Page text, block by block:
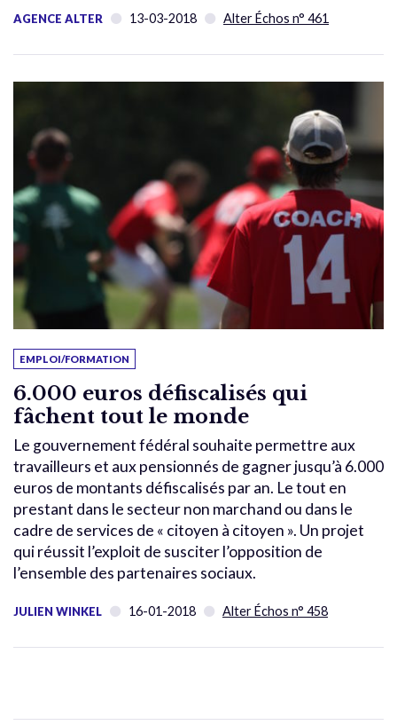
AGENCE ALTER 13-03-2018 Alter Échos n° 461
EMPLOI/FORMATION
6.000 euros défiscalisés qui
fâchent tout le monde
Le gouvernement fédéral souhaite permettre aux
travailleurs et aux pensionnés de gagner jusqu’à 6.000
euros de montants défiscalisés par an. Le tout en
prestant dans le secteur non marchand ou dans le
cadre de services de « citoyen à citoyen ». Un projet
qui réussit l’exploit de susciter l’opposition de
l’ensemble des partenaires sociaux.
JULIEN WINKEL 16-01-2018 Alter Échos n° 458